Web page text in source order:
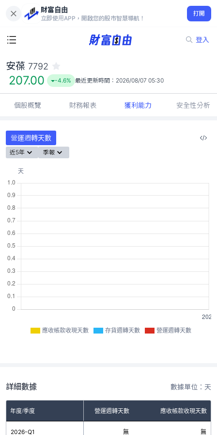
財富自由
立即使用APP，開啟您的股市智慧導航！
打開
登入
207.00
-4.6%
安葆 7792
207.00 -4.6% 最近更新時間： 2026/08/07 05:30
個股概覽 財務報表 獲利能力 安全性分析
營運週轉天數
近5年 季報
應收帳款收現天數 存貨週轉天數 營運週轉天數
詳細數據 數據單位：天
年度/季度
存貨週轉天數 營運週轉天數 應收帳款收現天數
2026-Q1 無 無